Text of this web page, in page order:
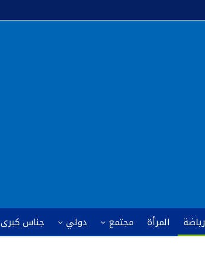
رياضة المرأة مجتمع دولي جناس كبرى